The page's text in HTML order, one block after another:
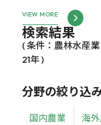
VIEW MORE
検索結果
( 条件：農林水産
21年 )
分野の絞り込
国内農業 海